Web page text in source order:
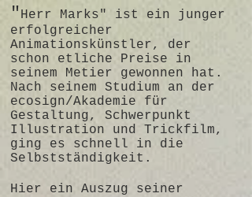
" Herr Marks" ist ein junger
erfolgreicher
Animationskünstler, der
schon etliche Preise in
seinem Metier gewonnen hat.
Nach seinem Studium an der
ecosign/Akademie für
Gestaltung, Schwerpunkt
Illustration und Trickfilm,
ging es schnell in die
Selbstständigkeit.
Hier ein Auszug seiner